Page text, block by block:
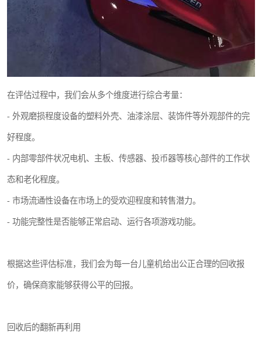
在评估过程中，我们会从多个维度进行综合考量：
- 外观磨损程度设备的塑料外壳、油漆涂层、装饰件等外观部件的完
好程度。
- 内部零部件状况电机、主板、传感器、投币器等核心部件的工作状
态和老化程度。
- 市场流通性设备在市场上的受欢迎程度和转售潜力。
- 功能完整性是否能够正常启动、运行各项游戏功能。
根据这些评估标准，我们会为每一台儿童机给出公正合理的回收报
价，确保商家能够获得公平的回报。
回收后的翻新再利用